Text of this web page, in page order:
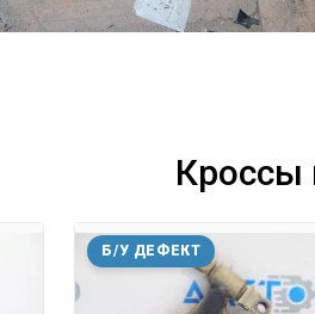
Кроссы
Б/У ДЕФЕКТ